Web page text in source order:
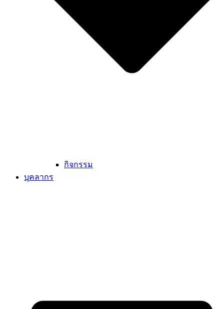
กิจกรรม
บุคลากร